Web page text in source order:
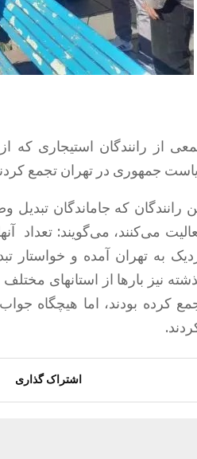
جمهوری در تهران تجمع
رانندگان که جاماندگان
به تهران آمده‌ و خواستار
نیز بارها از استانهای
کرده بودند، اما هیچگاه
اشتراک گذاری